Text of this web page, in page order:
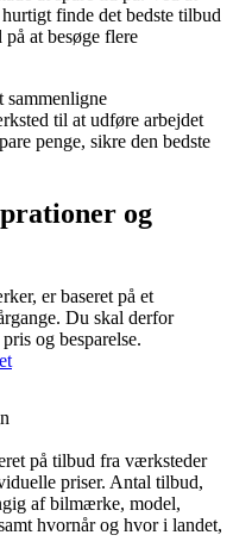
finde det bedste tilbud
at besøge flere
sammenligne
til at udføre arbejdet
penge, sikre den bedste
og
er baseret på et
Du skal derfor
og besparelse.
på tilbud fra værksteder
priser. Antal tilbud,
af bilmærke, model,
hvornår og hvor i landet,